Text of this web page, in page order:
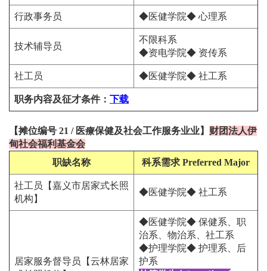
行政事务员 ◆医健学院◆ 心理系
技术辅导员
不限科系
◆资电学院◆ 资传系
社工员 ◆医健学院◆ 社工系
职务内容及征才条件： 下载
【摊位编号 21 / 医療保健及社会工作服务业业】 财团法人伊
甸社会福利基金会
职缺名称
科系需求 Preferred Major
社工员【嘉义市居家式长照
机构】
◆医健学院◆ 社工系
居家服务督导员【云林居家
◆医健学院◆ 保健系、职
治系、物治系、社工系
◆护理学院◆ 护理系、后
护系